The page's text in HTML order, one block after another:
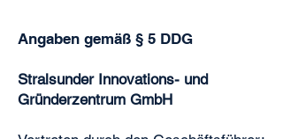
Angaben gemäß § 5 DDG
Stralsunder Innovations- und
Gründerzentrum GmbH